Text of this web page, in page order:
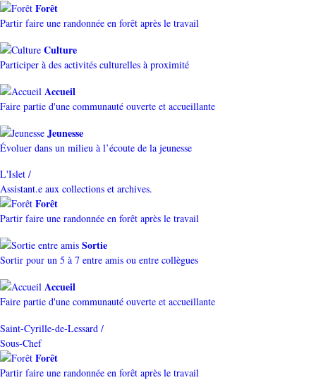
Forêt
Partir faire une randonnée en forêt après le travail
Culture
Participer à des activités culturelles à proximité
Accueil
Faire partie d'une communauté ouverte et accueillante
Jeunesse
Évoluer dans un milieu à l’écoute de la jeunesse
L'Islet /
Assistant.e aux collections et archives.
Forêt
Partir faire une randonnée en forêt après le travail
Sortie
Sortir pour un 5 à 7 entre amis ou entre collègues
Accueil
Faire partie d'une communauté ouverte et accueillante
Saint-Cyrille-de-Lessard /
Sous-Chef
Forêt
Partir faire une randonnée en forêt après le travail